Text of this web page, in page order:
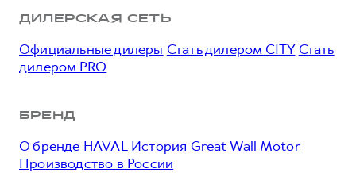
ДИЛЕРСКАЯ СЕТЬ
Официальные дилеры Стать дилером CITY Стать
дилером PRO
БРЕНД
О бренде HAVAL История Great Wall Motor
Производство в России